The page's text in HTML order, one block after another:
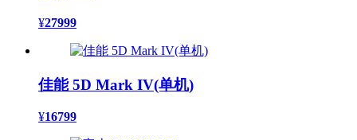
¥27999
佳能 5D Mark IV(单机)
¥16799